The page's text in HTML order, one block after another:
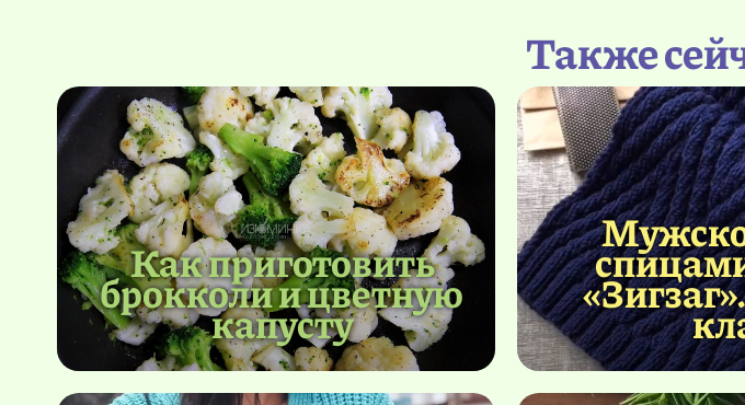
Также
Как приготовить
брокколи и цветную
капусту